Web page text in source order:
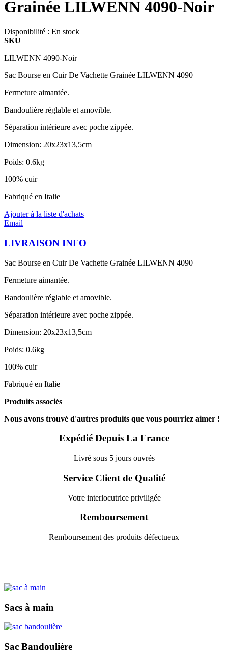
Grainée LILWENN 4090-Noir
Disponibilité : En stock
SKU
LILWENN 4090-Noir
Sac Bourse en Cuir De Vachette Grainée LILWENN 4090
Fermeture aimantée.
Bandoulière réglable et amovible.
Séparation intérieure avec poche zippée.
Dimension: 20x23x13,5cm
Poids: 0.6kg
100% cuir
Fabriqué en Italie
Ajouter à la liste d'achats
Email
LIVRAISON INFO
Sac Bourse en Cuir De Vachette Grainée LILWENN 4090
Fermeture aimantée.
Bandoulière réglable et amovible.
Séparation intérieure avec poche zippée.
Dimension: 20x23x13,5cm
Poids: 0.6kg
100% cuir
Fabriqué en Italie
Produits associés
Nous avons trouvé d'autres produits que vous pourriez aimer !
Expédié Depuis La France
Livré sous 5 jours ouvrés
Service Client de Qualité
Votre interlocutrice priviligée
Remboursement
Remboursement des produits défectueux
Sacs à main
Sac Bandoulière